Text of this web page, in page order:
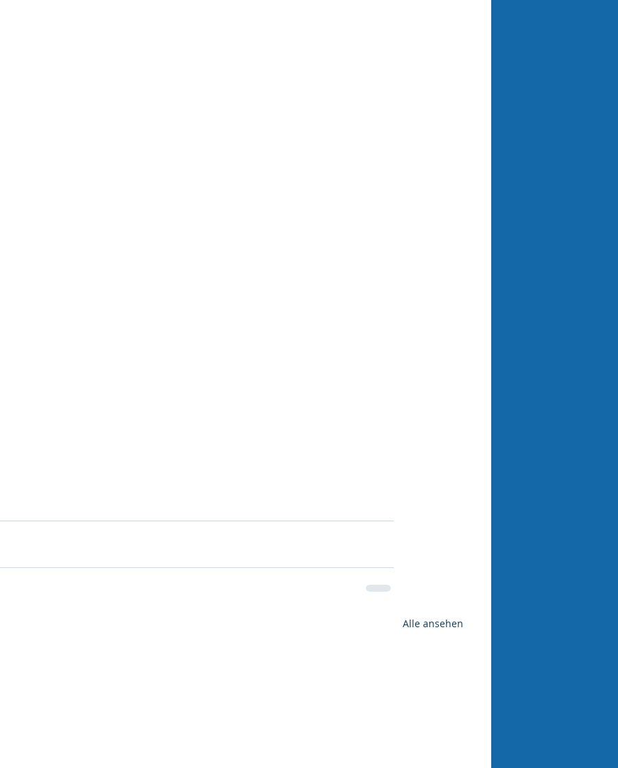
Alle ansehen